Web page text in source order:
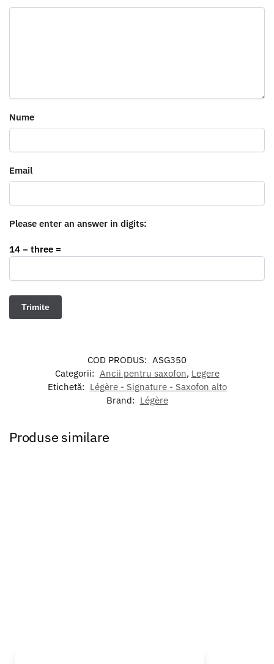
Nume
Email
Please enter an answer in digits:
14 − three =
COD PRODUS: ASG350
Categorii: Ancii pentru saxofon, Legere
Etichetă: Légère - Signature - Saxofon alto
Brand: Légère
Produse similare